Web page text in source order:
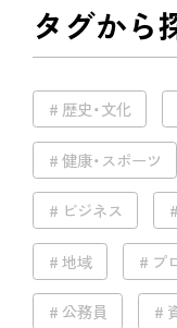
タグから
歴史・文化
健康・スポーツ
ビジネス
地域 プ
公務員